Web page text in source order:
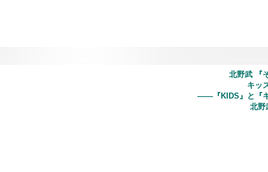
北野武 『
キッ
――『KIDS』と『
北野